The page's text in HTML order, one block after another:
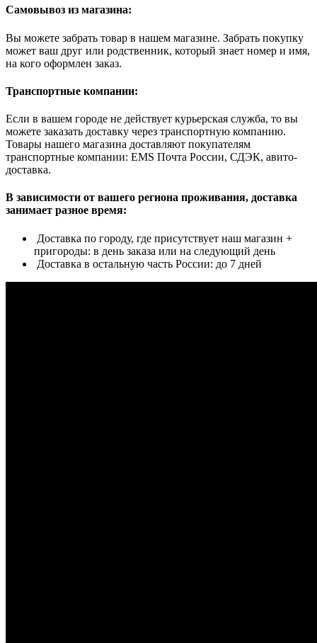
Самовывоз из магазина:
Вы можете забрать товар в нашем магазине. Забрать покупку
может ваш друг или родственник, который знает номер и имя,
на кого оформлен заказ.
Транспортные компании:
Если в вашем городе не действует курьерская служба, то вы
можете заказать доставку через транспортную компанию.
Товары нашего магазина доставляют покупателям
транспортные компании: EMS Почта России, СДЭК, авито-
доставка.
В зависимости от вашего региона проживания, доставка
занимает разное время:
Доставка по городу, где присутствует наш магазин +
пригороды: в день заказа или на следующий день
Доставка в остальную часть России: до 7 дней